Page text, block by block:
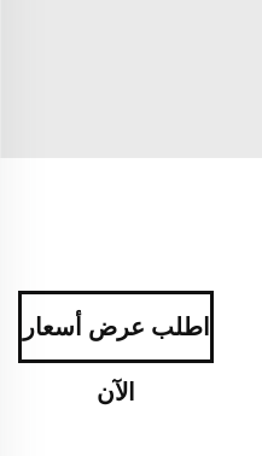
اطلب عرض أسعار
الآن